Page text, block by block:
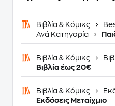
Βιβλία & Κόμικς
Ανά Κατηγορία
Βιβλία & Κόμικς
Βιβλία έως 20€
Βιβλία & Κόμικς
Εκδόσεις Μεταίχμιο